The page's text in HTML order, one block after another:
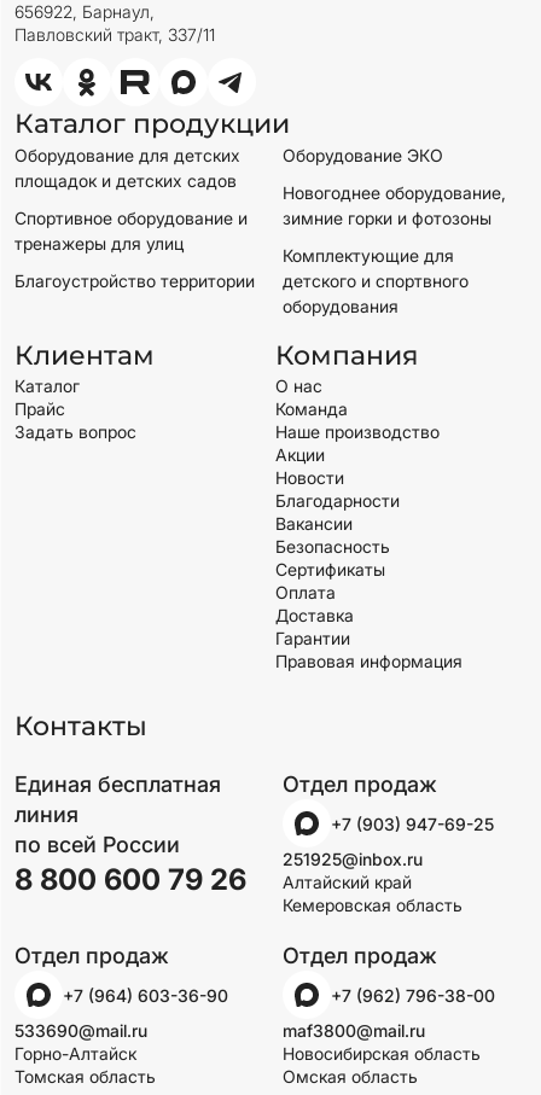
656922, Барнаул,
Павловский тракт, 337/11
Каталог продукции
Оборудование для детских
площадок и детских садов
Спортивное оборудование и
тренажеры для улиц
Благоустройство территории
Оборудование ЭКО
Новогоднее оборудование,
зимние горки и фотозоны
Комплектующие для
детского и спортвного
оборудования
Клиентам
Каталог
Прайс
Задать вопрос
Компания
О нас
Команда
Наше производство
Акции
Новости
Благодарности
Вакансии
Безопасность
Сертификаты
Оплата
Доставка
Гарантии
Правовая информация
Контакты
Единая бесплатная
линия
по всей России
8 800 600 79 26
Отдел продаж
+7 (903) 947-69-25
251925@inbox.ru
Алтайский край
Кемеровская область
Отдел продаж
+7 (964) 603-36-90
533690@mail.ru
Горно-Алтайск
Томская область
Отдел продаж
+7 (962) 796-38-00
maf3800@mail.ru
Новосибирская область
Омская область